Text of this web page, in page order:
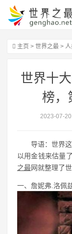
主页 > 世界之最 >
世界十
榜，
2023-07-20
导语：世界
以用金钱来估量
之最网就整理了
一、詹妮弗.洛佩